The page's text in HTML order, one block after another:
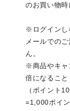
のお買い物時
※ログインし
メールでの
ん。
※商品やキャ
倍になること
（ポイント
=1,000ポイン